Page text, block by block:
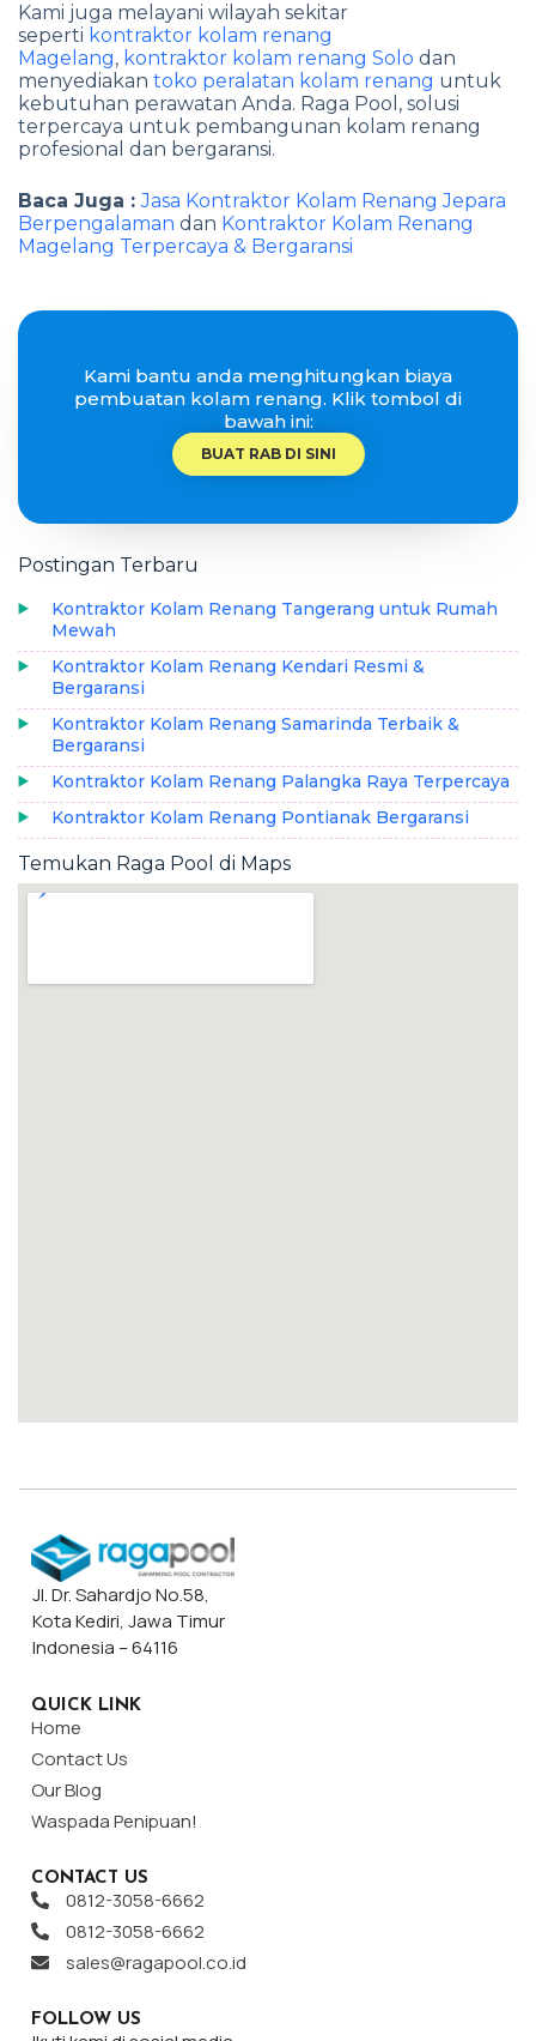
Kami juga melayani wilayah sekitar
seperti kontraktor kolam renang
Magelang, kontraktor kolam renang Solo dan
menyediakan toko peralatan kolam renang untuk
kebutuhan perawatan Anda. Raga Pool, solusi
terpercaya untuk pembangunan kolam renang
profesional dan bergaransi.
Baca Juga :Jasa Kontraktor Kolam Renang Jepara
Berpengalaman dan Kontraktor Kolam Renang
Magelang Terpercaya & Bergaransi
Kami bantu anda menghitungkan biaya
pembuatan kolam renang. Klik tombol di
bawah ini:
BUAT RAB DI SINI
Postingan Terbaru
Kontraktor Kolam Renang Tangerang untuk Rumah
Mewah
Kontraktor Kolam Renang Kendari Resmi &
Bergaransi
Kontraktor Kolam Renang Samarinda Terbaik &
Bergaransi
Kontraktor Kolam Renang Palangka Raya Terpercaya
Kontraktor Kolam Renang Pontianak Bergaransi
Temukan Raga Pool di Maps
Jl. Dr. Sahardjo No.58,
Kota Kediri, Jawa Timur
Indonesia – 64116
QUICK LINK
Home
Contact Us
Our Blog
Waspada Penipuan!
CONTACT US
0812-3058-6662
0812-3058-6662
sales@ragapool.co.id
FOLLOW US